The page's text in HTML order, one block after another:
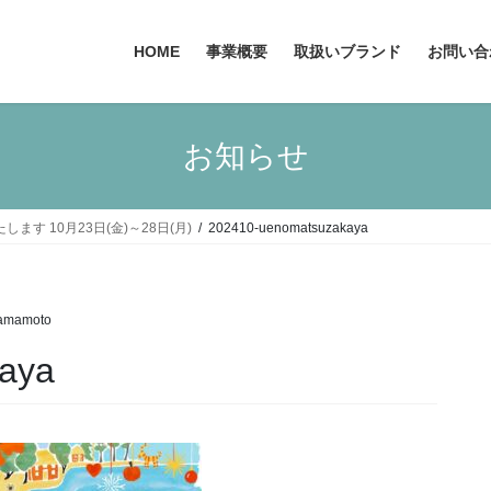
HOME 事業概要 取扱いブランド お問い
お知らせ
します 10月23日(金)～28日(月) 202410-uenomatsuzakaya